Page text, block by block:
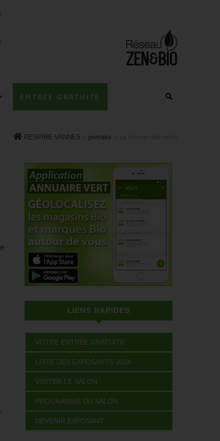
ENTRÉE GRATUITE
RESPIRE VANNES portraits
LIENS RAPIDES
VOTRE ENTRÉE GRATUITE
LISTE DES EXPOSANTS 2024
VISITER LE SALON
PROGRAMME DU SALON
DEVENIR EXPOSANT